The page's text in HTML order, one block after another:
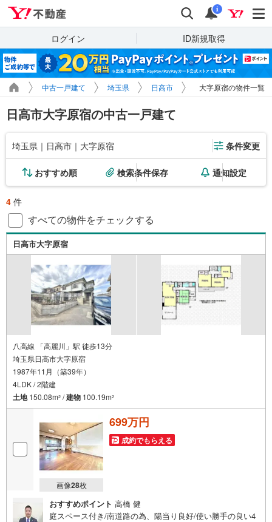
検索 通知
i
ログイン ID新規取得
中古一戸建て 埼玉県 日高市 大字原宿の物件一覧
日高市大字原宿の中古一戸建て
埼玉県｜日高市｜大字原宿 条件変更
おすすめ順 検索条件保存 通知設定
4 件
すべての物件をチェックする
日高市大字原宿
八高線 「高麗川」駅 徒歩13分
埼玉県日高市大字原宿
1987年11月（築39年）
4LDK / 2階建
土地150.08m2 /建物 100.19m2
画像28枚
699万円
成約でもらえる
おすすめポイント 高橋 健
庭スペース付き/南道路の為、陽当り良好/使い勝手の良い4